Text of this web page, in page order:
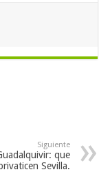
Siguiente
que
Sevilla.